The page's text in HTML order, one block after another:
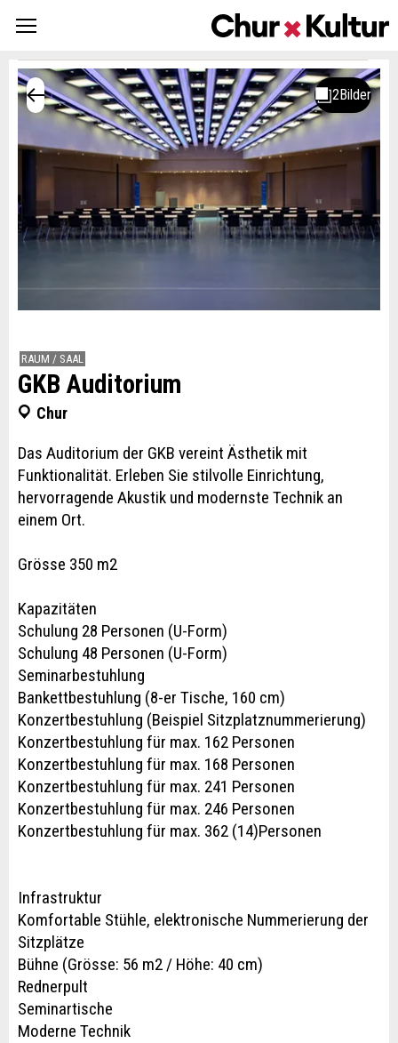
RAUM / SAAL
GKB Auditorium
Chur
​Das Auditorium der GKB vereint Ästhetik mit
Funktionalität. Erleben Sie stilvolle Einrichtung,
hervorragende Akustik und modernste Technik an
einem Ort.
Grösse 350 m2
Kapazitäten
Schulung 28 Personen (U-Form)
Schulung 48 Personen (U-Form)
Seminarbestuhlung
Bankettbestuhlung (8-er Tische, 160 cm)
Konzertbestuhlung (Beispiel Sitzplatznummerierung)
Konzertbestuhlung für max. 162 Personen
Konzertbestuhlung für max. 168 Personen
Konzertbestuhlung für max. 241 Personen
Konzertbestuhlung für max. 246 Personen
Konzertbestuhlung für max. 362 (14)Personen
Infrastruktur
Komfortable Stühle, elektronische Nummerierung der
Sitzplätze
Bühne (Grösse: 56 m2 / Höhe: 40 cm)
Rednerpult
Seminartische
Moderne Technik